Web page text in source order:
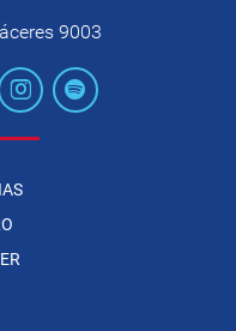
9003